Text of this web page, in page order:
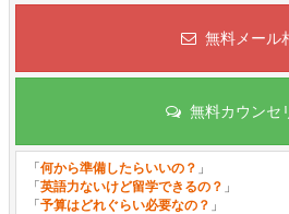
無料メール
無料カウンセ
「 何から準備したらいいの？ 」
「 英語力ないけど留学できるの？ 」
「 予算はどれぐらい必要なの？ 」